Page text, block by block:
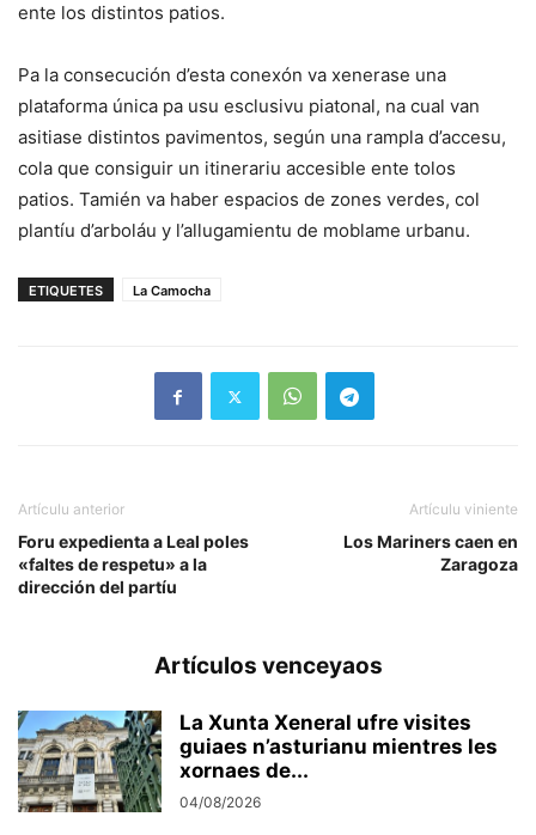
ente los distintos patios.
Pa la consecución d’esta conexón va xenerase una
plataforma única pa usu esclusivu piatonal, na cual van
asitiase distintos pavimentos, según una rampla d’accesu,
cola que consiguir un itinerariu accesible ente tolos
patios. Tamién va haber espacios de zones verdes, col
plantíu d’arboláu y l’allugamientu de moblame urbanu.
ETIQUETES La Camocha
Artículu anterior
Foru expedienta a Leal poles
«faltes de respetu» a la
dirección del partíu
Artículu viniente
Los Mariners caen en
Zaragoza
Artículos venceyaos
La Xunta Xeneral ufre visites
guiaes n’asturianu mientres les
xornaes de...
04/08/2026